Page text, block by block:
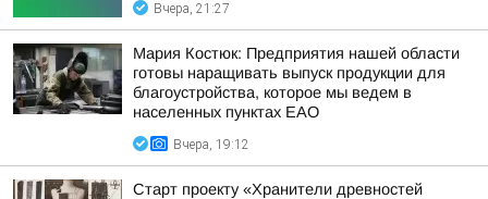
Вчера, 21:27
Мария Костюк: Предприятия нашей области
готовы наращивать выпуск продукции для
благоустройства, которое мы ведем в
населенных пунктах ЕАО
Вчера, 19:12
Старт проекту «Хранители древностей